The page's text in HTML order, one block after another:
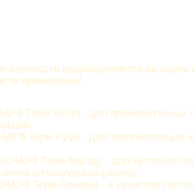
плотности подразделяются на марки
применения:
Терм Уолл) - для промежуточных
Терм Руф) - для теплоизоляции,
Терм Фасад) - для
штукатурным слоем);
Терм Панель) - в качестве